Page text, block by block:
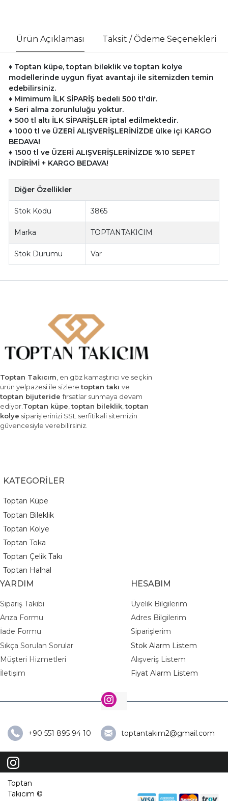
Ürün Açıklaması Taksit / Ödeme Seçenekleri
♦ Toptan küpe, toptan bileklik ve toptan kolye
modellerinde uygun fiyat avantajı ile sitemizden temin
edebilirsiniz.
♦ Mimimum İLK SİPARİŞ bedeli 500 tl'dir.
♦ Seri alma zorunluluğu yoktur.
♦ 500 tl altı İLK SİPARİŞLER iptal edilmektedir.
♦1000 tl ve ÜZERİ ALIŞVERİŞLERİNİZDE ülke içi KARGO
BEDAVA!
♦ 1500 tl ve ÜZERİ ALIŞVERİŞLERİNİZDE %10 SEPET
İNDİRİMİ + KARGO BEDAVA!
Diğer Özellikler
Stok Kodu 3865
Marka TOPTANTAKICIM
Stok Durumu Var
Toptan Takıcım, en göz kamaştırıcı ve seçkin
ürün yelpazesi ile sizleretoptan takı ve
toptan bijuteridefırsatlar sunmaya devam
ediyor.Toptan küpe,toptan bileklik,toptan
kolye siparişlerinizi SSL serfitikali sitemizin
güvencesiyle verebilirsiniz.
KATEGORİLER
Toptan Küpe
Toptan Bileklik
Toptan Kolye
Toptan Toka
Toptan Çelik Takı
Toptan Halhal
YARDIM
Sipariş Takibi
Arıza Formu
İade Formu
Sıkça Sorulan Sorular
Müşteri Hizmetleri
İletişim
HESABIM
Üyelik Bilgilerim
Adres Bilgilerim
Siparişlerim
Stok Alarm Listem
Alışveriş Listem
Fiyat Alarm Listem
+90 551 895 94 10 toptantakim2@gmail.com
Toptan
Takıcım ©